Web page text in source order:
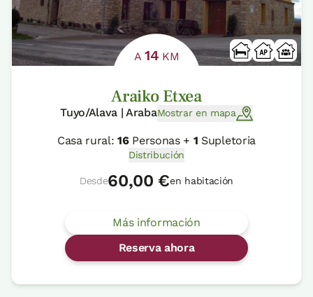
A 14 KM
Araiko Etxea
Tuyo/Alava | ArabaMostrar en mapa
Casa rural:16Personas + 1 Supletoria
Distribución
Desde60,00 €en habitación
Más información
Reserva ahora